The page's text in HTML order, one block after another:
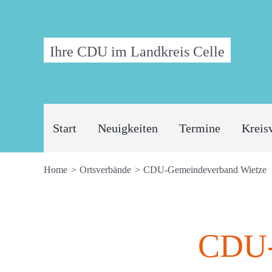
Ihre CDU im Landkreis Celle
Start Neuigkeiten Termine
Home Ortsverbände CDU-Gemeindeverband Wietze